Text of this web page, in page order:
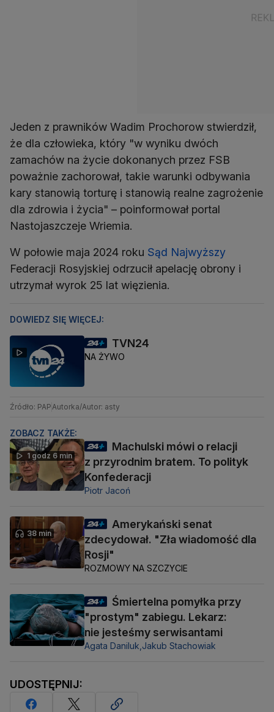
Jeden z prawników Wadim Prochorow stwierdził,
że dla człowieka, który "w wyniku dwóch
zamachów na życie dokonanych przez FSB
poważnie zachorował, takie warunki odbywania
kary stanowią torturę i stanowią realne zagrożenie
dla zdrowia i życia" – poinformował portal
Nastojaszczeje Wriemia.
W połowie maja 2024 roku Sąd Najwyższy
Federacji Rosyjskiej odrzucił apelację obrony i
utrzymał wyrok 25 lat więzienia.
DOWIEDZ SIĘ WIĘCEJ:
TVN24
NA ŻYWO
Źródło: PAPAutorka/Autor: asty
ZOBACZ TAKŻE:
1 godz 6 min
Machulski mówi o relacji
z przyrodnim bratem. To polityk
Konfederacji
Piotr Jacoń
38 min
Amerykański senat
zdecydował. "Zła wiadomość dla
Rosji"
ROZMOWY NA SZCZYCIE
Śmiertelna pomyłka przy
"prostym" zabiegu. Lekarz:
nie jesteśmy serwisantami
Agata Daniluk,Jakub Stachowiak
UDOSTĘPNIJ: